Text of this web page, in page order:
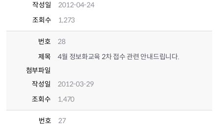
작성일
2012-04-24
조회수
1,273
번호
28
제목
4월 정보화교육 2차 접수 관련 안내드립니다.
첨부파일
작성일
2012-03-29
조회수
1,470
번호
27